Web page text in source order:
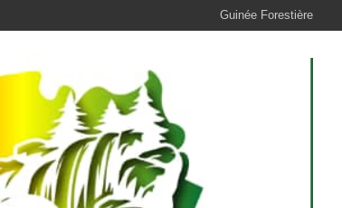
Guinée Forestière